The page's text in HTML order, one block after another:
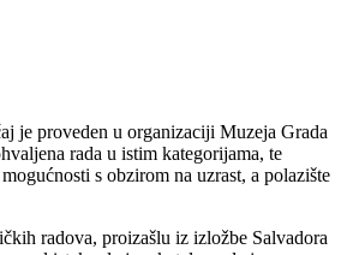
je proveden u organizaciji Muzeja Grada
rada u istim kategorijama, te
s obzirom na uzrast, a polazište
radova, proizašlu iz izložbe Salvadora